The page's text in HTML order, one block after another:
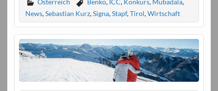
Österreich Benko, ICC, Konkurs, Mubadala,
News,Sebastian Kurz,Signa,Stapf,Tirol,Wirtschaft